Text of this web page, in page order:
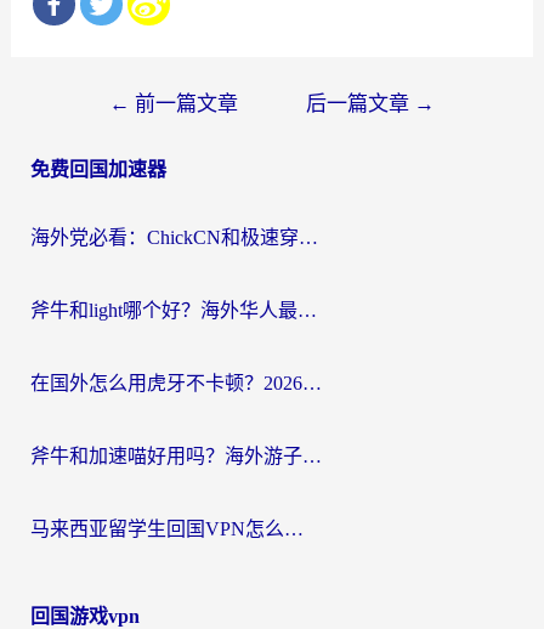
导
← 前一篇文章 后一篇文章 →
免费回国加速器
海外党必看：ChickCN和极速穿梭VPN好用吗？3招教你选对回国加速器无缝刷国内资源
斧牛和light哪个好？海外华人最关心的回国加速器选择难题，一篇讲透
在国外怎么用虎牙不卡顿？2026海外华人亲测有效的回国加速器选择指南
斧牛和加速喵好用吗？海外游子的真实选择困境
马来西亚留学生回国VPN怎么选？3个避坑点+1款实测好用的加速器推荐
回国游戏vpn